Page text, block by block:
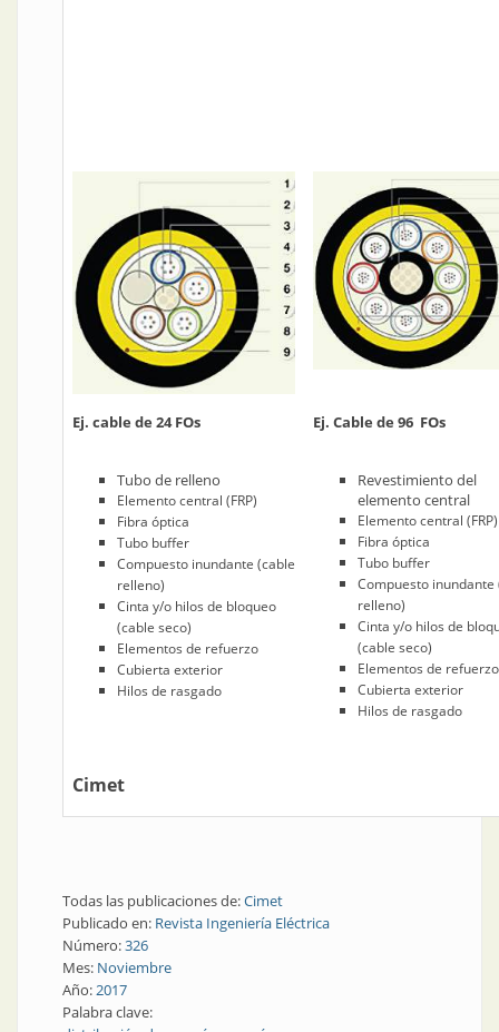
Ej. cable de 24 FOs Ej. Cable de 96 FOs
Tubo de relleno
Elemento central (FRP)
Fibra óptica
Tubo buffer
Compuesto inundante (cable
relleno)
Cinta y/o hilos de bloqueo
(cable seco)
Elementos de refuerzo
Cubierta exterior
Hilos de rasgado
Revestimiento del
elemento central
Elemento central (FRP)
Fibra óptica
Tubo buffer
Compuesto inundante
relleno)
Cinta y/o hilos de
(cable seco)
Elementos de refuerzo
Cubierta exterior
Hilos de rasgado
Cimet
Todas las publicaciones de:Cimet
Publicado en: Revista Ingeniería Eléctrica
Número:326
Mes: Noviembre
Año:2017
Palabra clave: